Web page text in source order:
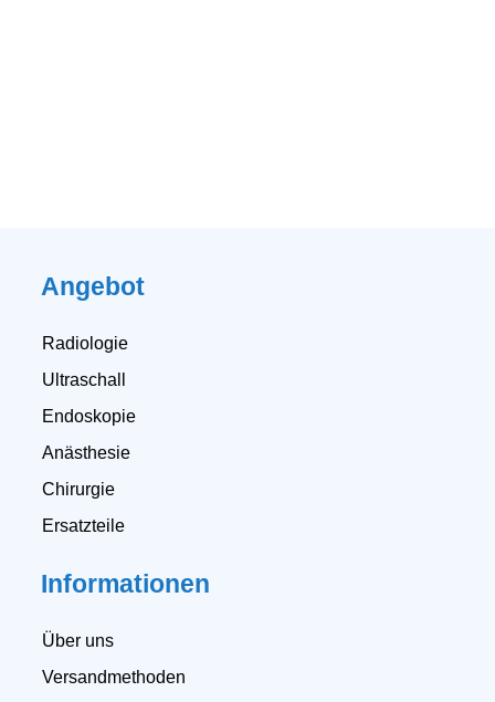
Angebot
Radiologie
Ultraschall
Endoskopie
Anästhesie
Chirurgie
Ersatzteile
Informationen
Über uns
Versandmethoden